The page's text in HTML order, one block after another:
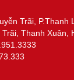
Trãi, P.Thanh
Thanh Xuân,